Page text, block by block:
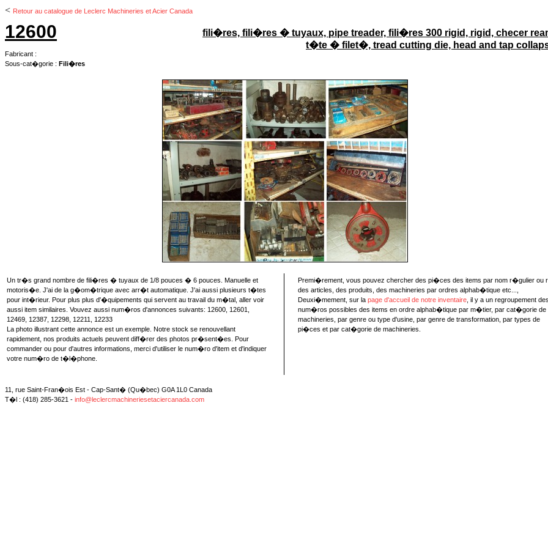
< Retour au catalogue de Leclerc Machineries et Acier Canada
12600
Fabricant :
Sous-cat�gorie : Fili�res
fili�res, fili�res � tuyaux, pipe treader, fili�res 300 rigid, rigid, checer
t�te � filet�, tread cutting die, head and tap
Un tr�s grand nombre de fili�res � tuyaux de 1/8 pouces � 6 pouces. Manuelle et
motoris�e. J'ai de la g�om�trique avec arr�t automatique. J'ai aussi plusieurs t�tes
pour int�rieur. Pour plus plus d'�quipements qui servent au travail du m�tal, aller voir
aussi item similaires. Vouvez aussi num�ros d'annonces suivants: 12600, 12601,
12469, 12387, 12298, 12211, 12233
La photo illustrant cette annonce est un exemple. Notre stock se renouvellant
rapidement, nos produits actuels peuvent diff�rer des photos pr�sent�es. Pour
commander ou pour d'autres informations, merci d'utiliser le num�ro d'item et d'indiquer
votre num�ro de t�l�phone.
Premi�rement, vous pouvez chercher des pi�ces des items par nom r�gulier ou
des articles, des produits, des machineries par ordres alphab�tique etc...,
Deuxi�mement, sur la page d'accueil de notre inventaire , il y a un regroupement des
num�ros possibles des items en ordre alphab�tique par m�tier, par cat�gorie de
machineries, par genre ou type d'usine, par genre de transformation, par types de
pi�ces et par cat�gorie de machineries.
11, rue Saint-Fran�ois Est - Cap-Sant� (Qu�bec) G0A 1L0 Canada
T�l : (418) 285-3621 - info@leclercmachineriesetaciercanada.com